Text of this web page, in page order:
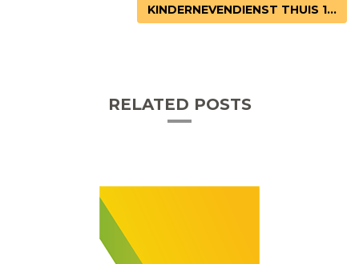
KINDERNEVENDIENST THUIS 1...
RELATED POSTS